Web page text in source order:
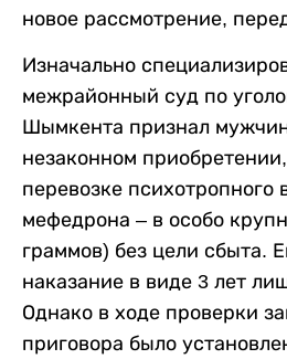
новое рассмотрение,
Изначально
межрайонный суд по
Шымкента признал
незаконном
перевозке психотропного
мефедрона – в особо
граммов) без цели сбыта.
наказание в виде 3 лет
Однако в ходе проверки
приговора было